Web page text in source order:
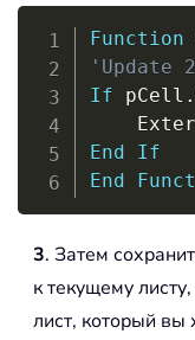
Function
'Update
If pCell .
End
If
End
3. Затем
к текущему
лист, который вы